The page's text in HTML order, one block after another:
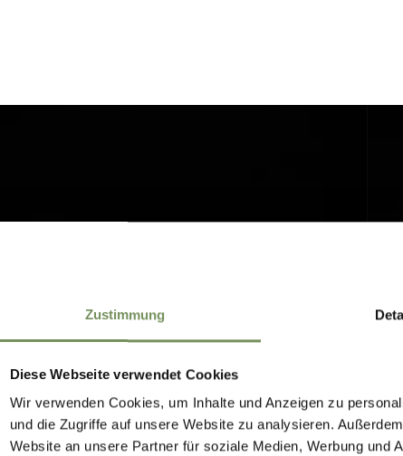
Zustimmung
Diese Webseite verwendet Cookies
Wir verwenden Cookies, um Inhalte und Anzeigen zu
und die Zugriffe auf unsere Website zu analysieren.
Website an unsere Partner für soziale Medien, Werbung und